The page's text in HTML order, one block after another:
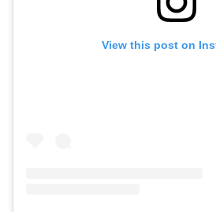
View this post on